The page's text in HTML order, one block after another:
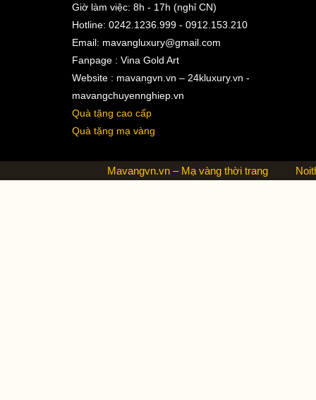
Giờ làm việc: 8h - 17h (nghỉ CN)
Hotline: 0242.1236.999 - 0912.153.210
Email: mavangluxury@gmail.com
Fanpage : Vina Gold Art
Website : mavangvn.vn – 24kluxury.vn -
mavangchuyennghiep.vn
Quà tặng cao cấp
Quà tặng mạ vàng
Mavangvn.vn – Mạ vàng thời trang